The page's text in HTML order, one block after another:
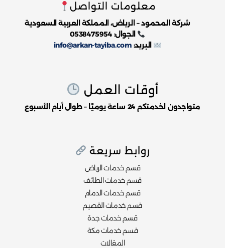
معلومات التواصل
شركة المحمود – الرياض، المملكة العربية السعودية
الجوال: 0538475954
البريد: info@arkan-tayiba.com
أوقات العمل
متواجدون لخدمتكم 24 ساعة يوميًا – طوال أيام الأسبوع
روابط سريعة
قسم خدمات الرياض
قسم خدمات الطائف
قسم خدمات الدمام
قسم خدمات القصيم
قسم خدمات جدة
قسم خدمات مكة
المقالات